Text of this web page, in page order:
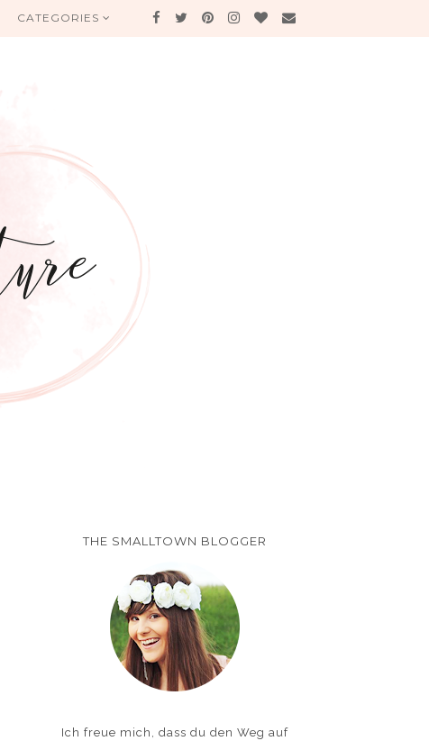
CATEGORIES
THE SMALLTOWN BLOGGER
Ich freue mich, dass du den Weg auf